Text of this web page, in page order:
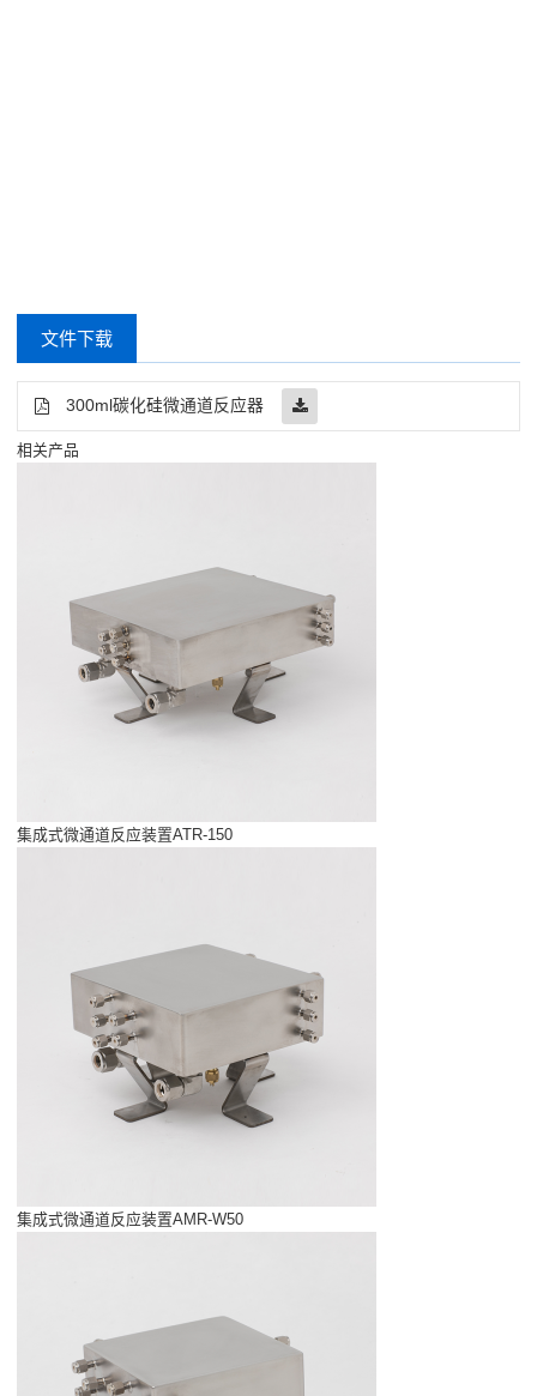
文件下载
300ml碳化硅微通道反应器
相关产品
集成式微通道反应装置ATR-150
集成式微通道反应装置AMR-W50